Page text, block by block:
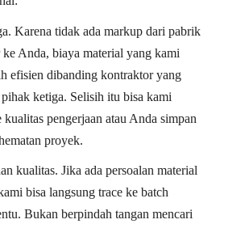
Karena tidak ada markup dari pabrik
Anda, biaya material yang kami
efisien dibanding kontraktor yang
ketiga. Selisih itu bisa kami
kualitas pengerjaan atau Anda simpan
proyek.
kualitas. Jika ada persoalan material
bisa langsung trace ke batch
Bukan berpindah tangan mencari